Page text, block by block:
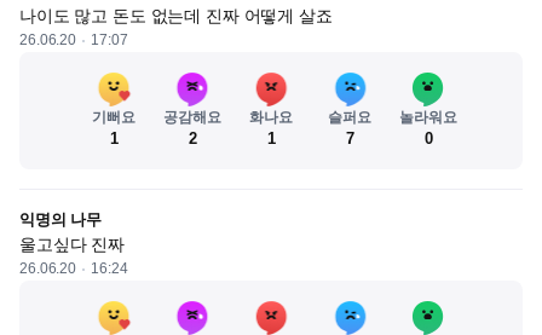
나이도 많고 돈도 없는데 진짜 어떻게 살죠
26.06.20 17:07
기뻐요
1
공감해요
2
화나요
1
슬퍼요
7
놀라워요
0
익명의 나무
울고싶다 진짜
26.06.20 16:24